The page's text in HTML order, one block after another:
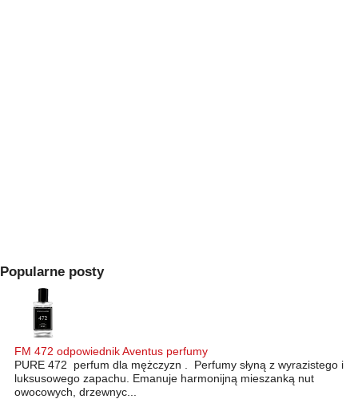
Popularne posty
FM 472 odpowiednik Aventus perfumy
PURE 472 perfum dla mężczyzn . Perfumy słyną z wyrazistego i
luksusowego zapachu. Emanuje harmonijną mieszanką nut
owocowych, drzewnyc...